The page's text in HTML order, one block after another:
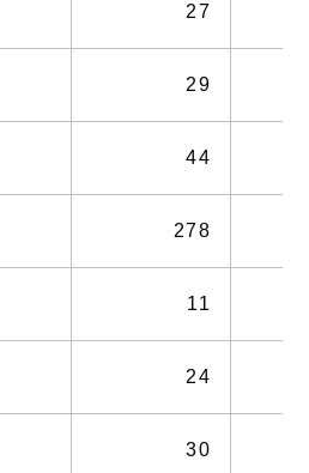
27
29
44
278
11
24
30